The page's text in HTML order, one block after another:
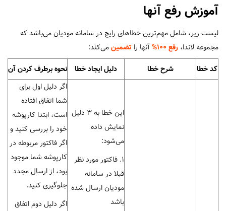
آموزش رفع آنها
لیست زیر، شامل مهم‌ترین خطاهای رایج در سامانه مودیان می‌باشد که
مجموعه لاندا، رفع 100% آنها را تضمینمی‌کند:
کد خطا
شرح خطا دلیل ایجاد خطا نحوه برطرف کردن آن
این خطا به 3 دلیل
نمایش داده
می‌شود:
1. فاکتور مورد نظر
قبلا در سامانه
مودیان ارسال شده
باشد
اگر دلیل اول برای
شما اتفاق افتاده
است، ابتدا کارپوشه
خود را بررسی کنید و
اگر فاکتور مربوطه در
کارپوشه شما موجود
بود، از ارسال مجدد
جلوگیری کنید.
اگر دلیل دوم اتفاق